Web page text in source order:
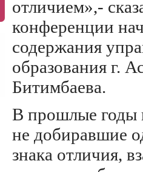
отличием»,-
конференции
содержания
образования г.
Битимбаева.
В прошлые годы
не добиравшие
знака отличия,